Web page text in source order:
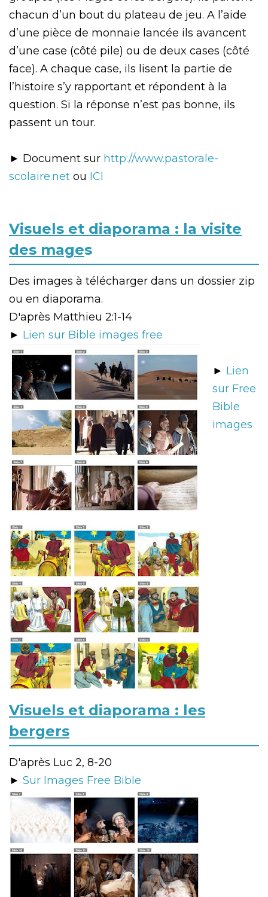
chacun d’un bout du plateau de jeu. A l’aide
d’une pièce de monnaie lancée ils avancent
d’une case (côté pile) ou de deux cases (côté
face). A chaque case, ils lisent la partie de
l’histoire s’y rapportant et répondent à la
question. Si la réponse n’est pas bonne, ils
passent un tour.
► Document sur http://www.pastorale-
scolaire.net ou ICI
Visuels et diaporama : la visite
des mages
Des images à télécharger dans un dossier zip
ou en diaporama.
D'après Matthieu 2:1-14
► Lien sur Bible images free
► Lien
sur Free
Bible
images
Visuels et diaporama : les
bergers
D'après Luc 2, 8-20
► Sur Images Free Bible